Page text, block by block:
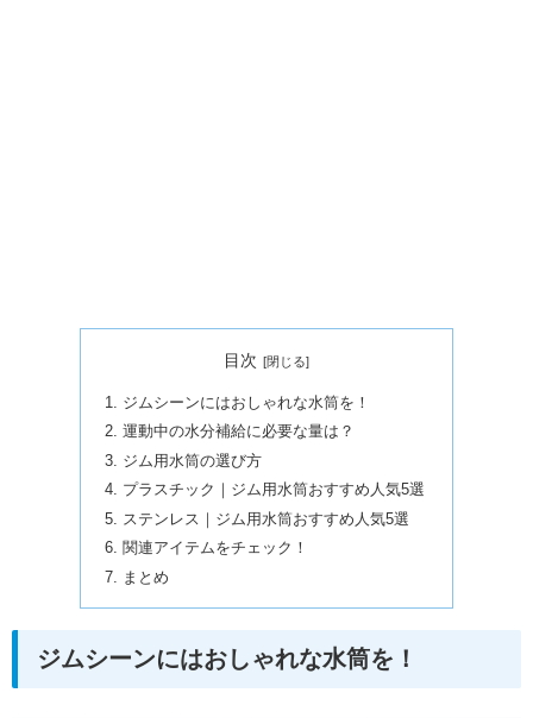
目次
ジムシーンにはおしゃれな水筒を！
運動中の水分補給に必要な量は？
ジム用水筒の選び方
プラスチック｜ジム用水筒おすすめ人気5選
ステンレス｜ジム用水筒おすすめ人気5選
関連アイテムをチェック！
まとめ
ジムシーンにはおしゃれな水筒を！